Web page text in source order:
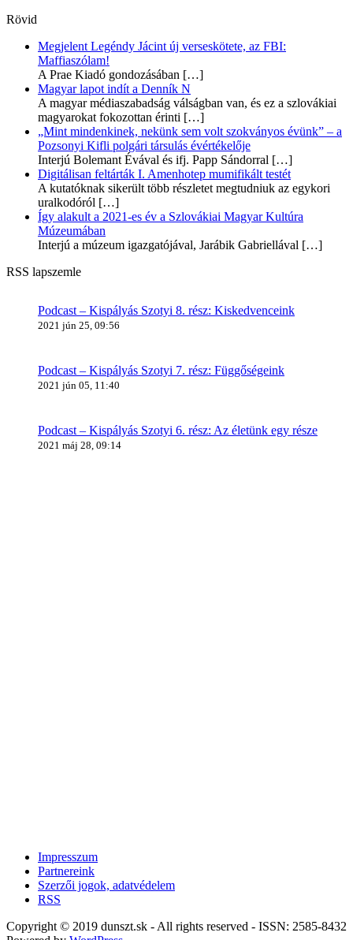
Rövid
Megjelent Legéndy Jácint új verseskötete, az FBI:
Maffiaszólam!
A Prae Kiadó gondozásában […]
Magyar lapot indít a Denník N
A magyar médiaszabadság válságban van, és ez a szlovákiai
magyarokat fokozottan érinti […]
„Mint mindenkinek, nekünk sem volt szokványos évünk” – a
Pozsonyi Kifli polgári társulás évértékelője
Interjú Bolemant Évával és ifj. Papp Sándorral […]
Digitálisan feltárták I. Amenhotep mumifikált testét
A kutatóknak sikerült több részletet megtudniuk az egykori
uralkodóról […]
Így alakult a 2021-es év a Szlovákiai Magyar Kultúra
Múzeumában
Interjú a múzeum igazgatójával, Jarábik Gabriellával […]
RSS lapszemle
Podcast – Kispályás Szotyi 8. rész: Kiskedvenceink
2021 jún 25, 09:56
Podcast – Kispályás Szotyi 7. rész: Függőségeink
2021 jún 05, 11:40
Podcast – Kispályás Szotyi 6. rész: Az életünk egy része
2021 máj 28, 09:14
Impresszum
Partnereink
Szerzői jogok, adatvédelem
RSS
Copyright © 2019 dunszt.sk - All rights reserved - ISSN: 2585-8432